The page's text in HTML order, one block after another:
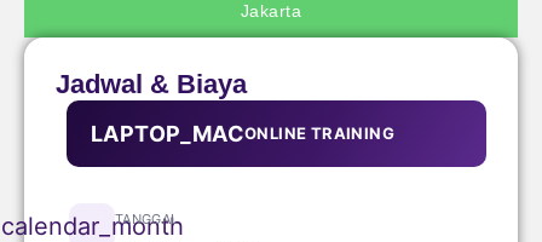
Jakarta
Jadwal & Biaya
LAPTOP_MACONLINE TRAINING
calendar_month
TANGGAL